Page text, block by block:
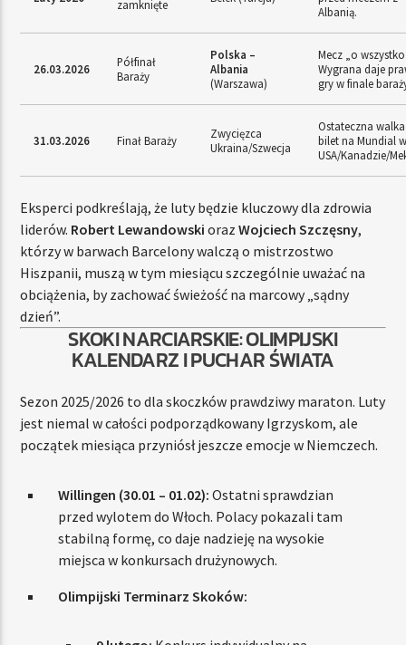
zamknięte
Albanią.
26.03.2026
Półfinał
Baraży
Polska –
Albania
(Warszawa)
Mecz „o
Wygrana daje
gry w finale
31.03.2026 Finał Baraży
Zwycięzca
Ukraina/Szwecja
Ostateczna
bilet na Mundial
USA/Kanadzie/
Eksperci podkreślają, że luty będzie kluczowy dla zdrowia
liderów. Robert Lewandowski orazWojciech Szczęsny,
którzy w barwach Barcelony walczą o mistrzostwo
Hiszpanii, muszą w tym miesiącu szczególnie uważać na
obciążenia, by zachować świeżość na marcowy „sądny
dzień”.
SKOKI NARCIARSKIE: OLIMPIJSKI
KALENDARZ I PUCHAR ŚWIATA
Sezon 2025/2026 to dla skoczków prawdziwy maraton. Luty
jest niemal w całości podporządkowany Igrzyskom, ale
początek miesiąca przyniósł jeszcze emocje w Niemczech.
Willingen (30.01 – 01.02): Ostatni sprawdzian
przed wylotem do Włoch. Polacy pokazali tam
stabilną formę, co daje nadzieję na wysokie
miejsca w konkursach drużynowych.
Olimpijski Terminarz Skoków: